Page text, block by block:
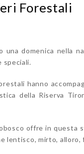
Forestali
domenica nella
speciali.
hanno
della Riserva
offre in questa
lentisco, mirto, alloro,